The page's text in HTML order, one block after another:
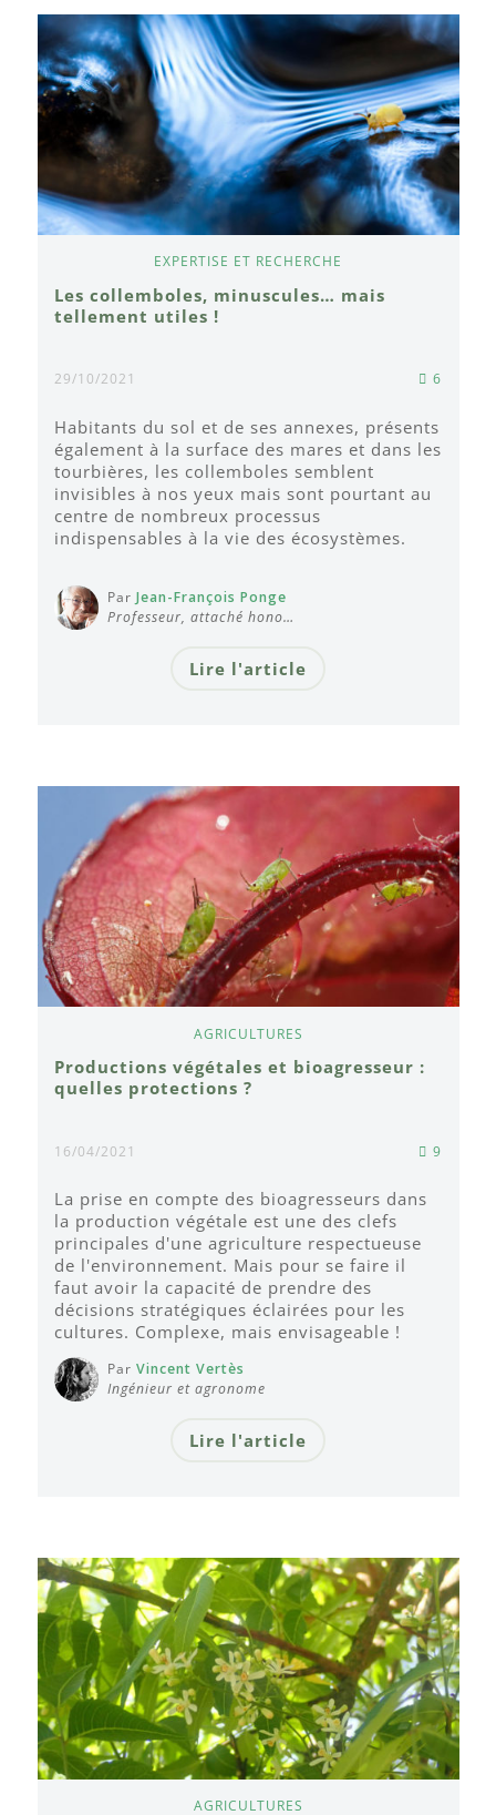
EXPERTISE ET RECHERCHE
Les collemboles, minuscules… mais
tellement utiles !
29/10/2021 6
Habitants du sol et de ses annexes, présents
également à la surface des mares et dans les
tourbières, les collemboles semblent
invisibles à nos yeux mais sont pourtant au
centre de nombreux processus
indispensables à la vie des écosystèmes.
Par Jean-François Ponge
Professeur, attaché hono…
Lire l'article
AGRICULTURES
Productions végétales et bioagresseur :
quelles protections ?
16/04/2021 9
La prise en compte des bioagresseurs dans
la production végétale est une des clefs
principales d'une agriculture respectueuse
de l'environnement. Mais pour se faire il
faut avoir la capacité de prendre des
décisions stratégiques éclairées pour les
cultures. Complexe, mais envisageable !
Par Vincent Vertès
Ingénieur et agronome
Lire l'article
AGRICULTURES